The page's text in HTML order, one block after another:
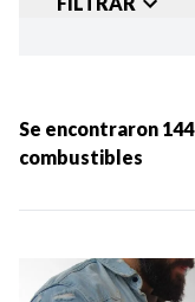
Se encontraron 144
combustibles